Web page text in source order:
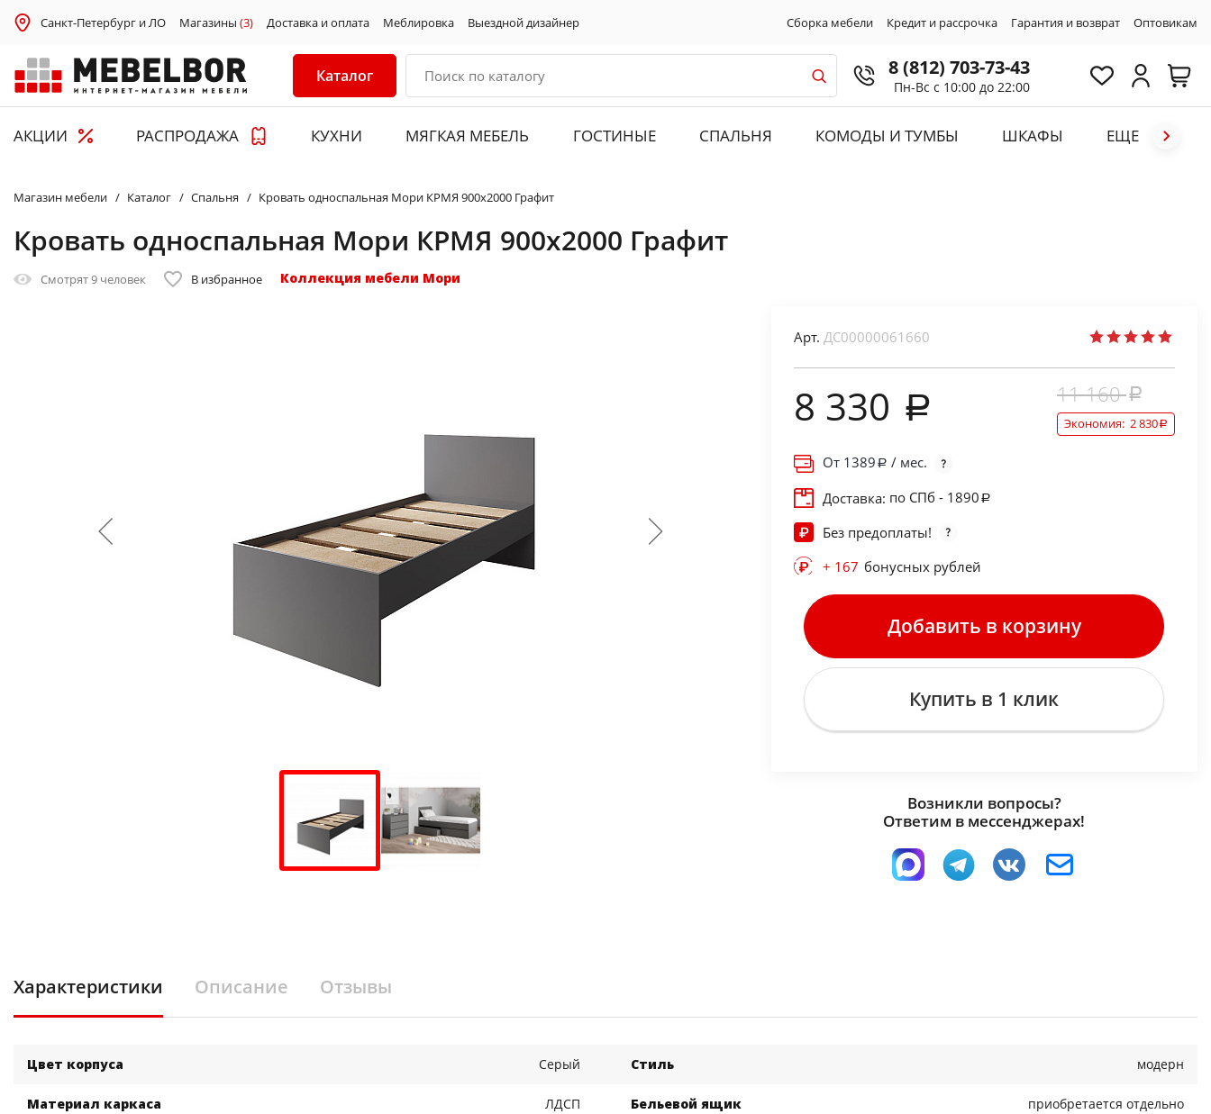
Санкт-Петербург и ЛО Магазины (3) Доставка и оплата Меблировка Выездной дизайнер Сборка мебели Кредит и рассрочка Гарантия и возврат Оптовикам
Каталог 8 (812) 703-73-43
Пн-Вс с 10:00 до 22:00
АКЦИИ РАСПРОДАЖА КУХНИ МЯГКАЯ МЕБЕЛЬ ГОСТИНЫЕ СПАЛЬНЯ КОМОДЫ И ТУМБЫ ШКАФЫ ЕЩЕ
Магазин мебели Каталог Спальня Кровать односпальная Мори КРМЯ 900х2000 Графит
Кровать односпальная Мори КРМЯ 900х2000 Графит
Смотрят9 человек В избранное Коллекция мебели Мори
Арт. ДС00000061660
8 330 11 160
Экономия: 2 830
От 1389
/ мес.
Доставка: по СПб - 1890
Без предоплаты!
+ 167 бонусных рублей
Добавить в корзину
Купить в 1 клик
Возникли вопросы?
Ответим в мессенджерах!
Характеристики Описание Отзывы
Цвет корпуса Серый Стиль модерн
Материал каркаса ЛДСП Бельевой ящик приобретается отдельно